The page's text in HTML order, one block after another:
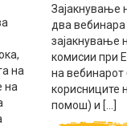
на
на
Зајакнување
два вебинара
зајакнување
комисии при
на вебинарот
корисниците
помош) и […]